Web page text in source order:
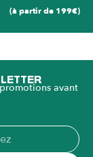
(à partir de 199€)
avant